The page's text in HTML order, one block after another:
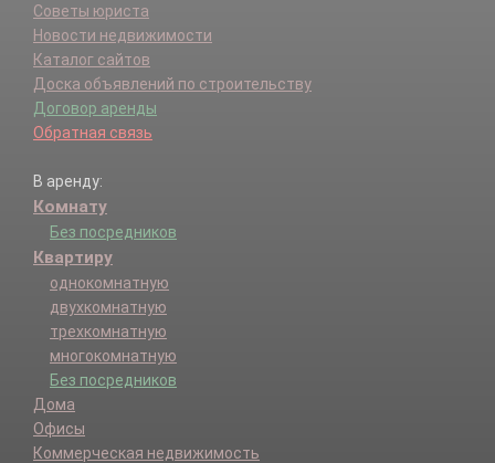
Советы юриста
Новости недвижимости
Каталог сайтов
Доска объявлений по строительству
Договор аренды
Обратная связь
В аренду:
Комнату
Без посредников
Квартиру
однокомнатную
двухкомнатную
трехкомнатную
многокомнатную
Без посредников
Дома
Офисы
Коммерческая недвижимость